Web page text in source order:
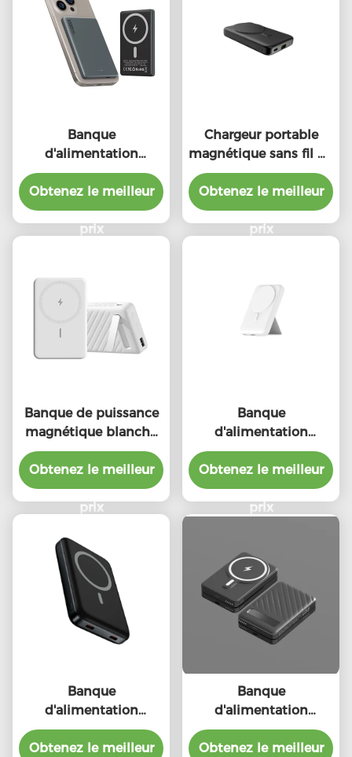
Banque
d'alimentation
magnétique
personnalisée 5000
mAh 5W 7.5W
Portable
Obtenez le meilleur
prix
Chargeur portable
magnétique sans fil de
type C
Obtenez le meilleur
prix
Banque de puissance
magnétique blanche
10000mAh Chargeur
magnétique portable
Obtenez le meilleur
prix
Banque
d'alimentation
magnétique sans fil
Portable Magsafe
Charger Banque
d'alimentation
Obtenez le meilleur
prix
Banque
d'alimentation
magnétique mince
10000mah charge
Obtenez le meilleur
Banque
d'alimentation
magnétique pour
téléphone portable
Obtenez le meilleur